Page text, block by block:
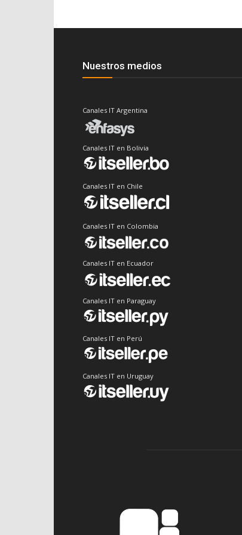
Nuestros medios
Canales IT Argentina
Canales IT en Bolivia
Canales IT en Chile
Canales IT en Colombia
Canales IT en Ecuador
Canales IT en Paraguay
Canales IT en Perú
Canales IT en Uruguay